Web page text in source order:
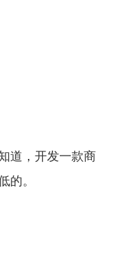
道，开发一款商
的。